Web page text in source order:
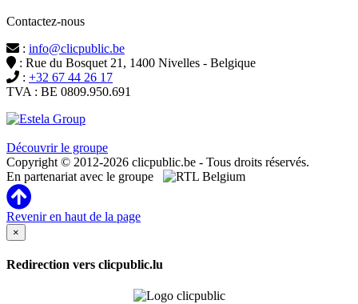
Contactez-nous
: info@clicpublic.be
: Rue du Bosquet 21, 1400 Nivelles - Belgique
: +32 67 44 26 17
TVA : BE 0809.950.691
Découvrir le groupe
Copyright © 2012-2026 clicpublic.be - Tous droits réservés.
En partenariat avec le groupe
Revenir en haut de la page
×
Redirection vers clicpublic.lu